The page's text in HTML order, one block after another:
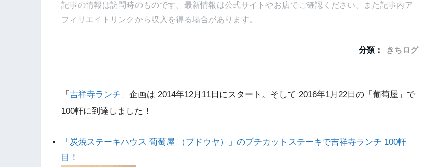
記事の情報は訪問時のものです。最新情報は公式サイトやお店でご確認ください。また記事内ア
フィリエイトリンクから収入を得る場合があります。
分類： きちログ
「 吉祥寺ランチ 」企画は 2014年12月11日にスタート。そして 2016年1月22日の「葡萄屋」で
100軒に到達しました！
「炭焼ステーキハウス 葡萄屋 （ブドウヤ）」のプチカットステーキで吉祥寺ランチ 100軒
目！